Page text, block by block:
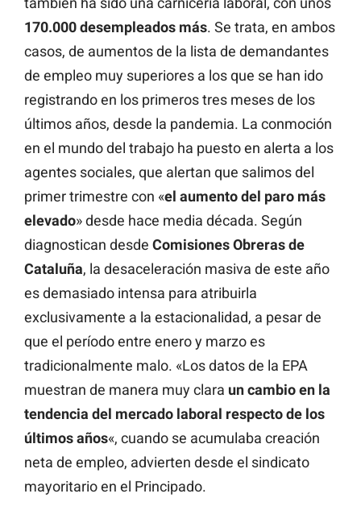
170.000 desempleados más. Se trata, en ambos
casos, de aumentos de la lista de demandantes
de empleo muy superiores a los que se han ido
registrando en los primeros tres meses de los
últimos años, desde la pandemia. La conmoción
en el mundo del trabajo ha puesto en alerta a los
agentes sociales, que alertan que salimos del
primer trimestre con «el aumento del paro más
elevado» desde hace media década. Según
diagnostican desde Comisiones Obreras de
Cataluña, la desaceleración masiva de este año
es demasiado intensa para atribuirla
exclusivamente a la estacionalidad, a pesar de
que el período entre enero y marzo es
tradicionalmente malo. «Los datos de la EPA
muestran de manera muy clara un cambio en la
tendencia del mercado laboral respecto de los
últimos años«, cuando se acumulaba creación
neta de empleo, advierten desde el sindicato
mayoritario en el Principado.